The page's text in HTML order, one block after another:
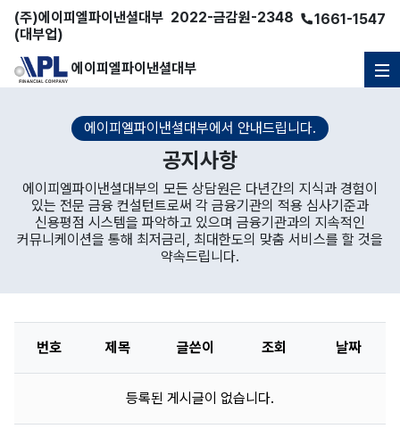
(주)에이피엘파이낸셜대부 2022-금감원-2348
(대부업)
1661-1547
에이피엘파이낸셜대부
에이피엘파이낸셜대부에서 안내드립니다.
공지사항
에이피엘파이낸셜대부의 모든 상담원은 다년간의 지식과 경험이
있는 전문 금융 컨설턴트로써 각 금융기관의 적용 심사기준과
신용평점 시스템을 파악하고 있으며 금융기관과의 지속적인
커뮤니케이션을 통해 최저금리, 최대한도의 맞춤 서비스를 할 것을
약속드립니다.
번호 제목 글쓴이 조회 날짜
등록된 게시글이 없습니다.